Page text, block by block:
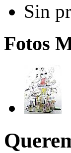
Sin
Fotos